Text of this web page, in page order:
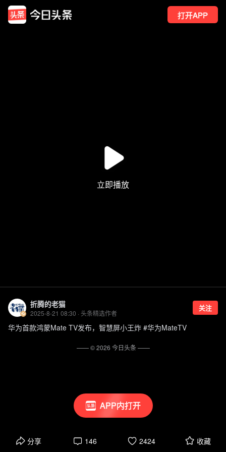
打开APP
APP内打开
折腾的老猫
2025-8-21 08:30 · 头条精选作者
关注
华为首款鸿蒙Mate TV发布，智慧屏小王炸 #华为MateTV
分享 146 2424 收藏
—— ©2026 今日头条——